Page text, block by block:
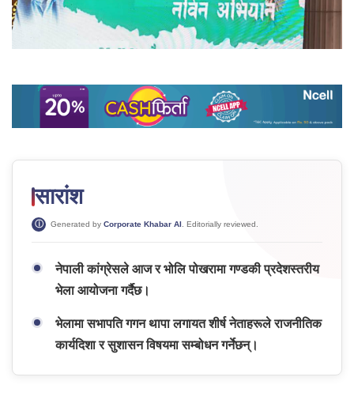
सारांश
Generated by Corporate Khabar AI . Editorially reviewed.
नेपाली कांग्रेसले आज र भोलि पोखरामा गण्डकी प्रदेशस्तरीय
भेला आयोजना गर्दैछ।
भेलामा सभापति गगन थापा लगायत शीर्ष नेताहरूले राजनीतिक
कार्यदिशा र सुशासन विषयमा सम्बोधन गर्नेछन्।